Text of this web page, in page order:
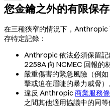
您金鑰之外的有限保存
在三種狹窄的情況下，
存特定記錄：
Anthropic 依法必須保留記
2258A 向 NCMEC 回報的
嚴重傷害的緊急風險（例
擊或迫在眉睫的暴力威脅）
違反 Anthropic 商業服務
之間其他適用協議中的同等